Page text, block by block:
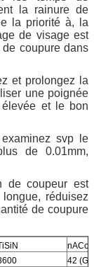
la rainure de
la priorité à, la
de visage est
coupure dans
et prolongez la
une poignée
et le bon
svp le
de 0.01mm,
de coupeur est
réduisez
de coupure
nACo
42